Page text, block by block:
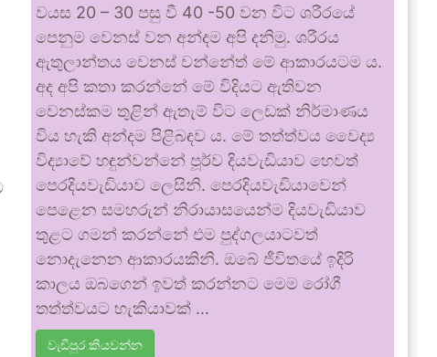
වයස 20 – 30 පසු වී 40 -50 වන විට ශරීරයේ
පෙනුම වෙනස් වන අන්දම අපි දනිමු. ශරීරය
ඇතුලාන්තය වෙනස් වන්නේත් මේ ආකාරයටම ය.
අද අපි කතා කරන්නේ මේ විදියට ඇතිවන
වෙනස්කම තුළින් ඇතැම් විට ලෙඩක් නිර්මාණය
විය හැකි අන්දම පිළිබඳව ය. මේ තත්ත්වය වෛද්‍ය
විද්‍යාවේ හඳුන්වන්නේ පූර්ව දියවැඩියාව හෙවත්
පෙරදියවැඩියාව ලෙසිනි. පෙරදියවැඩියාවෙන්
පෙළෙන සමහරුන් නිරායාසයෙන්ම දියවැඩියාව
තුළට ගමන් කරන්නේ එම පුද්ගලයාටවත්
නොදැනෙන ආකාරයකිනි. ඔබේ ජීවිතයේ ඉදිරි
කාලය ඔබගෙන් ඉවත් කරන්නට මෙම රෝගී
තත්ත්වයට හැකියාවක් …
වැඩිපුර කියවන්න